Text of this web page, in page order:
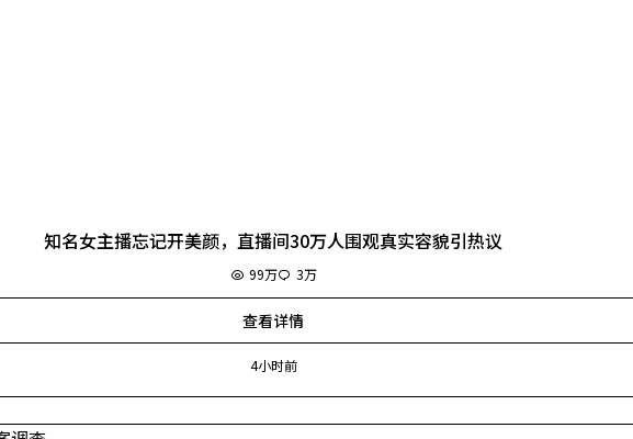
知名女主播忘记开美颜，直播间30万人围观真实容貌引热议
99万 3万
查看详情
4小时前